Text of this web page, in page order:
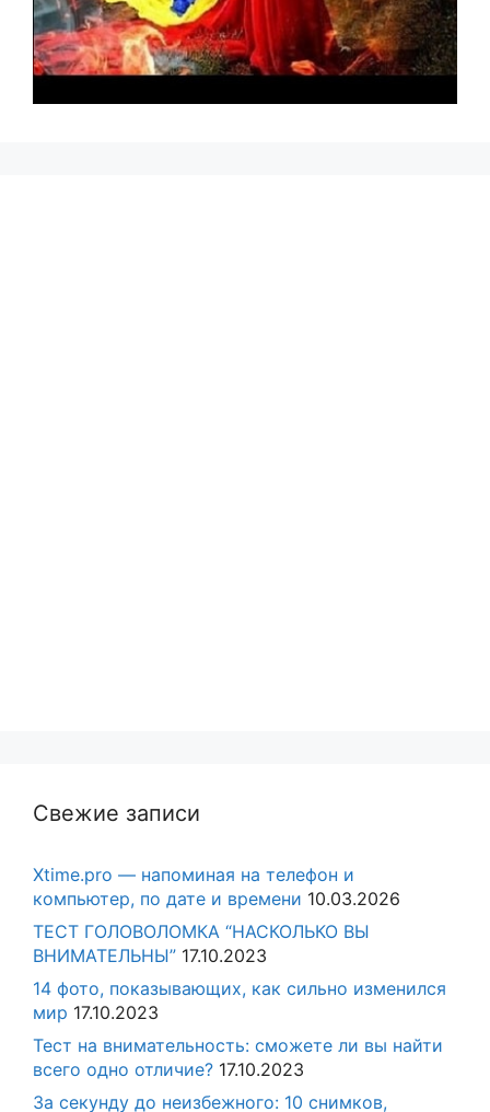
Свежие записи
Xtime.pro — напоминая на телефон и
компьютер, по дате и времени 10.03.2026
ТЕСТ ГОЛОВОЛОМКА “НАСКОЛЬКО ВЫ
ВНИМАТЕЛЬНЫ” 17.10.2023
14 фото, показывающих, как сильно изменился
мир 17.10.2023
Тест на внимательность: сможете ли вы найти
всего одно отличие? 17.10.2023
За секунду до неизбежного: 10 снимков,